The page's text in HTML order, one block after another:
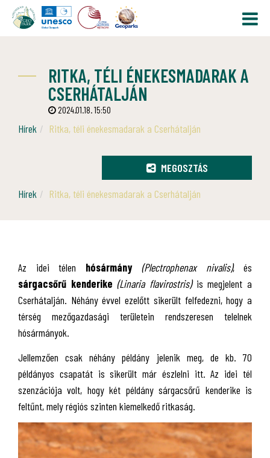
RITKA, TÉLI ÉNEKESMADARAK A
CSERHÁTALJÁN
2024.01.18. 15:50
Hírek Ritka, téli énekesmadarak a Cserhátalján
MEGOSZTÁS
Hírek
Ritka, téli énekesmadarak a Cserhátalján
Az idei télen hósármány (Plectrophenax nivalis), és
sárgacsőrű kenderike (Linaria flavirostris)is megjelent a
Cserhátalján. Néhány évvel ezelőtt sikerült felfedezni, hogy a
térség mezőgazdasági területein rendszeresen telelnek
hósármányok.
Jellemzően csak néhány példány jelenik meg, de kb. 70
példányos csapatát is sikerült már észlelni itt. Az idei tél
szenzációja volt, hogy két példány sárgacsőrű kenderike is
feltűnt, mely régiós szinten kiemelkedő ritkaság.